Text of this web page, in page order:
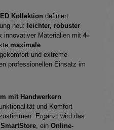
Kollektion definiert
neu: leichter, robuster
innovativer Materialien mit 4-
maximale
und extreme
professionellen Einsatz im
mit Handwerkern
und Komfort
Ergänzt wird das
, ein Online-